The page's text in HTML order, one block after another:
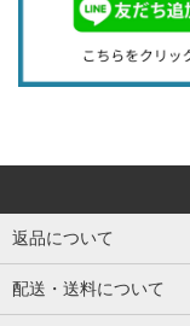
返品について
配送・送料について